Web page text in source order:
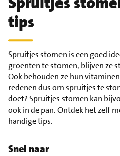
tips
Spruitjesstomen is een goed
groenten te stomen, blijven ze
Ook behouden ze hun
redenen dus omspruitjeste
doet? Spruitjes stomen kan
ook in de pan. Ontdek het zelf
handige tips.
Snel naar